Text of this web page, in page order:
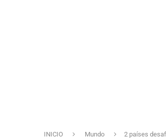
INICIO Mundo 2 países